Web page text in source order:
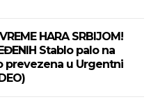
HARA SRBIJOM!
Stablo palo na
prevezena u Urgentni